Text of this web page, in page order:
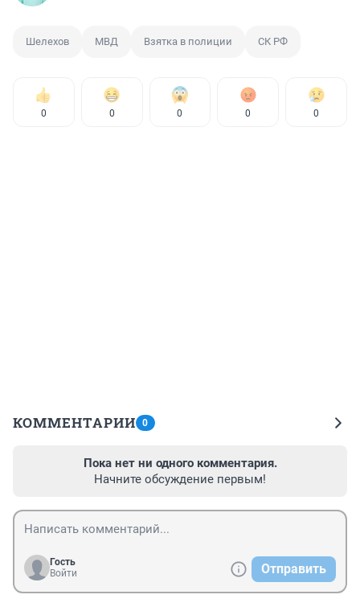
Шелехов МВД Взятка в полиции СК РФ
0 0 0 0 0
КОММЕНТАРИИ 0
Пока нет ни одного комментария.
Начните обсуждение первым!
Гость
Войти
Отправить